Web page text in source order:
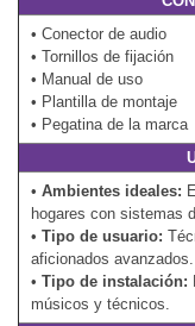
• Conector de audio
• Tornillos de fijación
• Manual de uso
• Plantilla de montaje
• Pegatina de la marca
• Ambientes ideales:
hogares con sistemas
• Tipo de usuario:
aficionados avanzados.
• Tipo de instalación:
músicos y técnicos.